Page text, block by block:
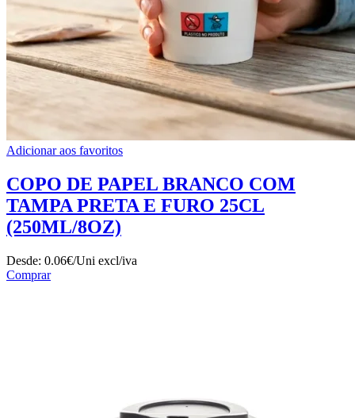
Adicionar aos favoritos
COPO DE PAPEL BRANCO COM
TAMPA PRETA E FURO 25CL
(250ML/8OZ)
Desde: 0.06€/Uni excl/iva
Comprar